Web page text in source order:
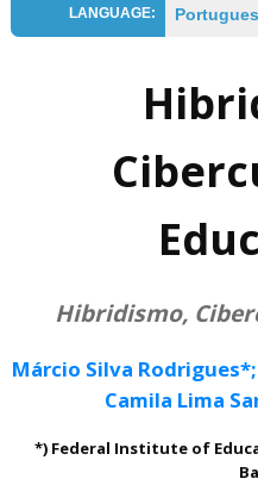
LANGUAGE:
Hibridismo,
Márcio Silva
Camila Lima
*) Federal Institute of